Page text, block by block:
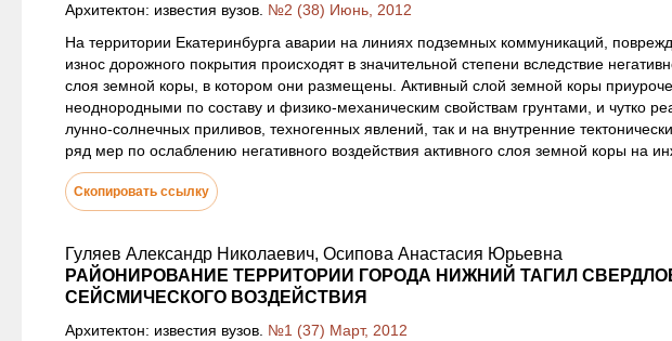
Архитектон: известия вузов. №2 (38) Июнь, 2012
На территории Екатеринбурга аварии на линиях подземных коммуникаций,
износ дорожного покрытия происходят в значительной степени вследствие
слоя земной коры, в котором они размещены. Активный слой земной коры
неоднородными по составу и физико-механическим свойствам грунтами, и чутко
лунно-солнечных приливов, техногенных явлений, так и на внутренние
ряд мер по ослаблению негативного воздействия активного слоя земной коры на
Скопировать ссылку
Гуляев Александр Николаевич, Осипова Анастасия Юрьевна
РАЙОНИРОВАНИЕ ТЕРРИТОРИИ ГОРОДА НИЖНИЙ ТАГИЛ
СЕЙСМИЧЕСКОГО ВОЗДЕЙСТВИЯ
Архитектон: известия вузов. №1 (37) Март, 2012